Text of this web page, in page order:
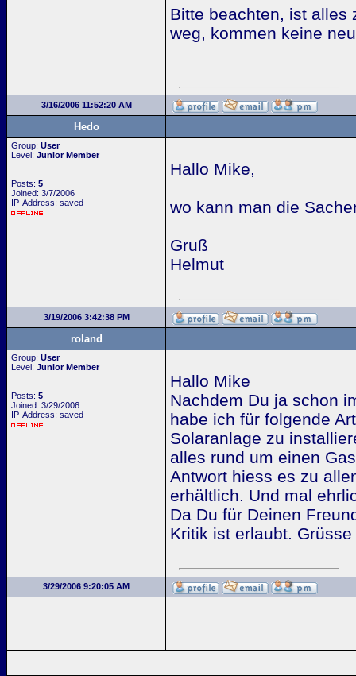
Bitte beachten, ist alles
weg, kommen keine
3/16/2006 11:52:20 AM
Hedo
Group: User
Level: Junior Member
Posts: 5
Joined: 3/7/2006
IP-Address: saved
Hallo Mike,
wo kann man die
Gruß
Helmut
3/19/2006 3:42:38 PM
roland
Group: User
Level: Junior Member
Posts: 5
Joined: 3/29/2006
IP-Address: saved
Hallo Mike
Nachdem Du ja schon
habe ich für folgende
Solaranlage zu
alles rund um einen
Antwort hiess es zu
erhältlich. Und mal
Da Du für Deinen
Kritik ist erlaubt.
3/29/2006 9:20:05 AM